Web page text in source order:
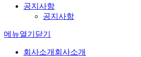
공지사항
공지사항
메뉴열기 닫기
회사소개 회사소개